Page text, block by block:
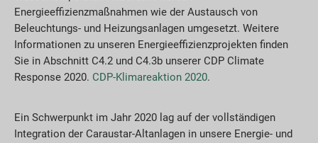
Energieeffizienzmaßnahmen wie der Austausch von
Beleuchtungs- und Heizungsanlagen umgesetzt. Weitere
Informationen zu unseren Energieeffizienzprojekten finden
Sie in Abschnitt C4.2 und C4.3b unserer CDP Climate
Response 2020. CDP-Klimareaktion 2020.
Ein Schwerpunkt im Jahr 2020 lag auf der vollständigen
Integration der Caraustar-Altanlagen in unsere Energie- und